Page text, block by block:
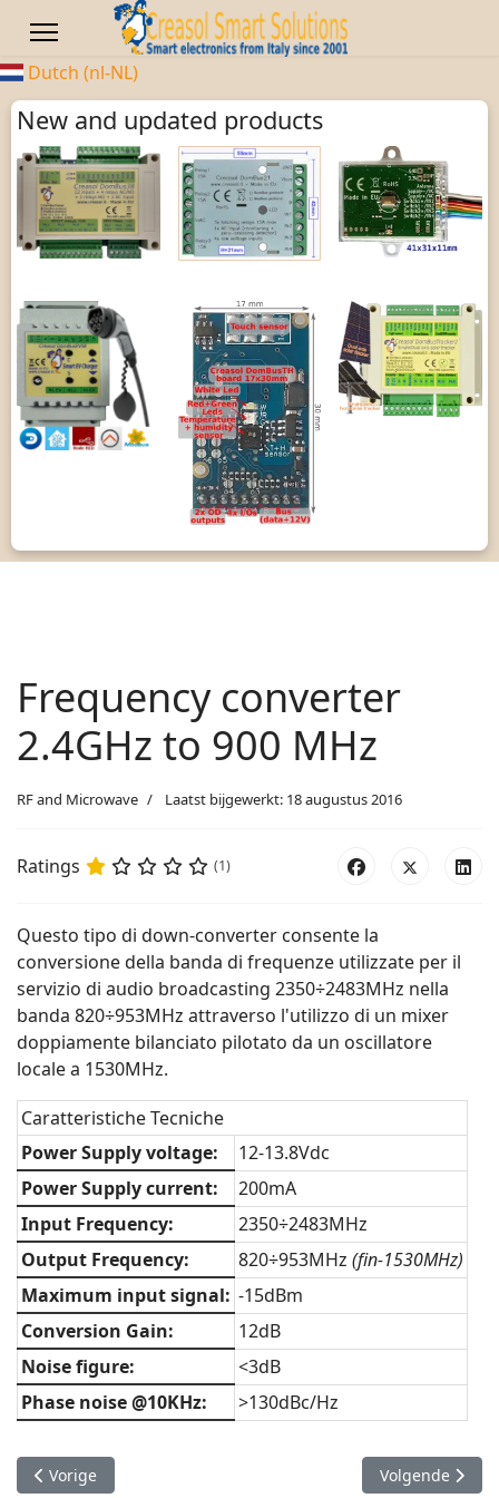
Dutch (nl-NL)
New and updated products
Frequency converter
2.4GHz to 900 MHz
RF and Microwave Laatst bijgewerkt: 18 augustus 2016
Ratings (1)
Questo tipo di down-converter consente la
conversione della banda di frequenze utilizzate per il
servizio di audio broadcasting 2350÷2483MHz nella
banda 820÷953MHz attraverso l'utilizzo di un mixer
doppiamente bilanciato pilotato da un oscillatore
locale a 1530MHz.
Caratteristiche Tecniche
Power Supply voltage:
12-13.8Vdc
Power Supply current:
200mA
Input Frequency:
2350÷2483MHz
Output Frequency:
820÷953MHz (fin-1530MHz)
Maximum input signal: -15dBm
Conversion Gain:
12dB
Noise figure:
<3dB
Phase noise @10KHz:
>130dBc/Hz
Vorig artikel: FM Audio/Video transmitter
Vorige Volgende
Volgende